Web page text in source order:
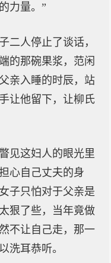
力量。”
二人停止了谈话，
的那碗果浆，范闲
亲入睡的时辰，站
让他留下，让柳氏
见这妇人的眼光里
心自己丈夫的身
子只怕对于父亲是
狠了些，当年竟做
不让自己走，那一
洗耳恭听。